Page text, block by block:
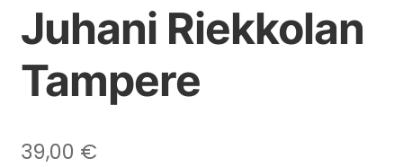
Juhani Riekkolan
Tampere
39,00 €